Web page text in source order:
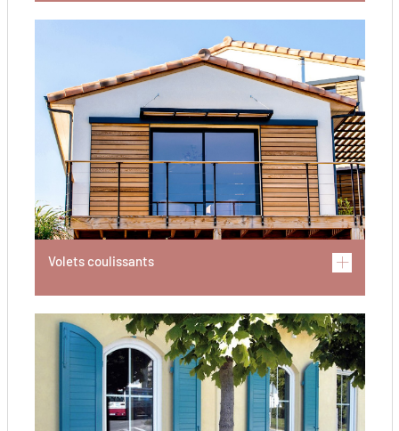
Volets coulissants